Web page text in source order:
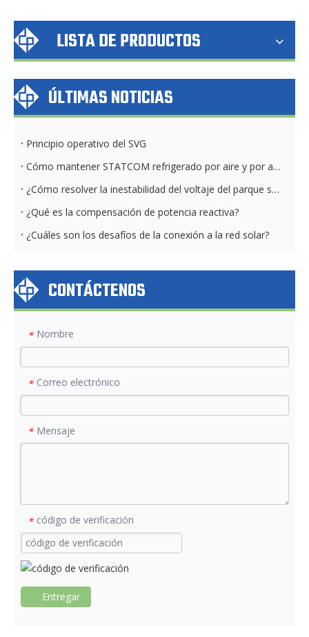
LISTA DE PRODUCTOS
ÚLTIMAS NOTICIAS
Principio operativo del SVG
Cómo mantener STATCOM refrigerado por aire y por agua diariamente
¿Cómo resolver la inestabilidad del voltaje del parque solar?
¿Qué es la compensación de potencia reactiva?
¿Cuáles son los desafíos de la conexión a la red solar?
CONTÁCTENOS
* Nombre
* Correo electrónico
* Mensaje
* código de verificación
Entregar